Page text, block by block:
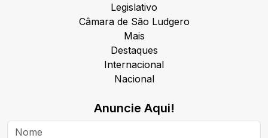
Legislativo
Câmara de São Ludgero
Mais
Destaques
Internacional
Nacional
Anuncie Aqui!